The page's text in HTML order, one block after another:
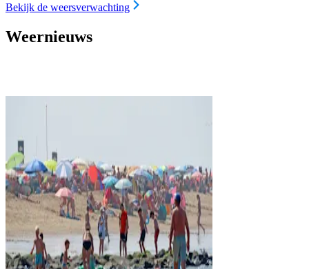
Bekijk de weersverwachting
Weernieuws